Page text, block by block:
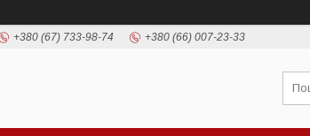
+380 (67) 733-98-74 +380 (66) 007-23-33